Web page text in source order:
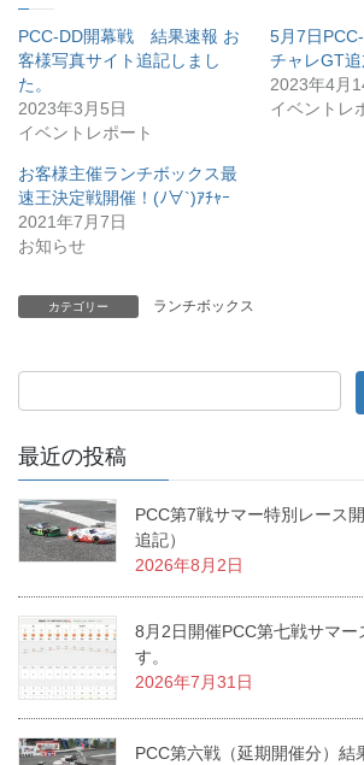
PCC-DD開幕戦 結果速報 お
客様写真サイト追記しまし
た。
2023年3月5日
イベントレポート
5月7日
チャレGT追
2023年4月
イベントレ
お客様主催ランチボックス最
速王決定戦開催！(ﾉ∀`)ｱﾁｬｰ
2021年7月7日
お知らせ
カテゴリー ランチボックス
最近の投稿
PCC第7戦サマー特別レース
追記）
2026年8月2日
8月2日開催PCC第七戦サマー
す。
2026年7月31日
PCC第六戦（延期開催分）結